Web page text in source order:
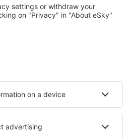
de către utilizatorii eSky
populare
Cazare în Copenhaga